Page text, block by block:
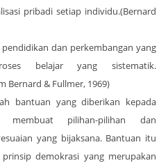
pribadi setiap individu.(Bernard
pendidikan dan perkembangan yang
belajar yang sistematik.
Bernard & Fullmer, 1969)
bantuan yang diberikan kepada
membuat pilihan-pilihan dan
yang bijaksana. Bantuan itu
demokrasi yang merupakan